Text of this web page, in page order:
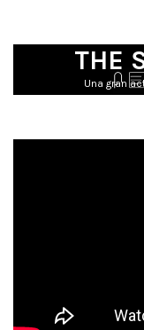
THE
Una gran